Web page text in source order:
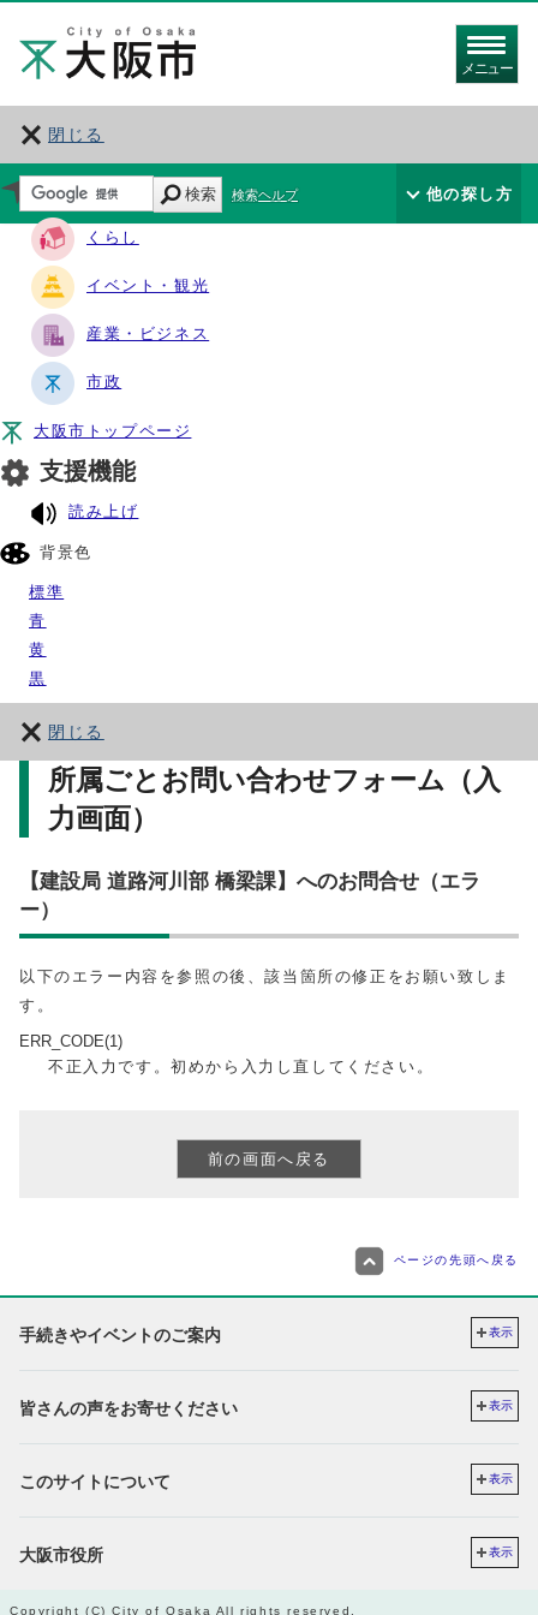
メニュー
閉じる
サイト・ナビ
くらし
イベント・観光
産業・ビジネス
市政
大阪市トップページ
支援機能
読み上げ
背景色
標準
青
黄
黒
閉じる
検索 検索ヘルプ 他の探し方
所属ごとお問い合わせフォーム（入
力画面）
【建設局 道路河川部 橋梁課】へのお問合せ（エラ
ー）
以下のエラー内容を参照の後、該当箇所の修正をお願い致しま
す。
ERR_CODE(1)
不正入力です。初めから入力し直してください。
ページの先頭へ戻る
手続きやイベントのご案内 表示
皆さんの声をお寄せください 表示
このサイトについて 表示
大阪市役所 表示
Copyright (C) City of Osaka All rights reserved.